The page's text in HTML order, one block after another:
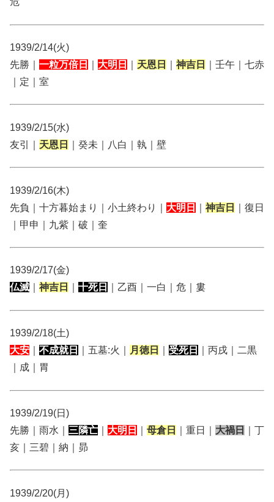
1939/2/14(火)
先勝｜ 一粒万倍日 大明日 天恩日 神吉日
｜壬午｜七赤
｜定｜室
1939/2/15(水)
友引｜ 天恩日 ｜癸未｜八白｜執｜壁
1939/2/16(木)
先負｜十方暮始まり｜小土終わり｜ 大明日 神吉日
｜復日
｜甲申｜九紫｜破｜奎
1939/2/17(金)
仏滅
神吉日 十死日 ｜乙酉｜一白｜危｜婁
1939/2/18(土)
大安
不成就日 ｜五墓:火｜ 月徳日 受死日
｜丙戌｜二黒
｜成｜胃
1939/2/19(日)
先勝｜雨水｜ 三隣亡 大明日 母倉日 ｜重日｜ 大禍日
｜丁
亥｜三碧｜納｜昴
1939/2/20(月)